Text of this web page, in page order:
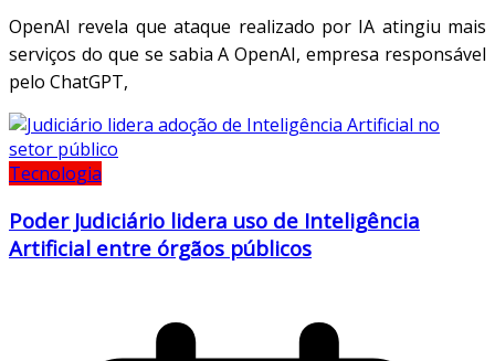
OpenAI revela que ataque realizado por IA atingiu mais
serviços do que se sabia A OpenAI, empresa responsável
pelo ChatGPT,
Tecnologia
Poder Judiciário lidera uso de Inteligência
Artificial entre órgãos públicos